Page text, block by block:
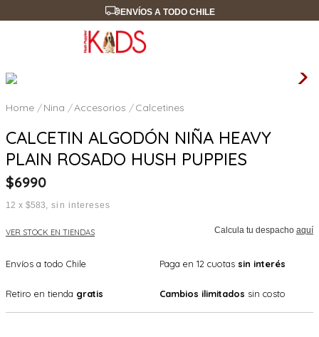
ENVÍOS A TODO CHILE
Nina Accesorios Calcetines
CALCETIN ALGODÓN NIÑA HEAVY
PLAIN ROSADO HUSH PUPPIES
$6990
12 x $583 sin intereses
VER STOCK EN TIENDAS Calcula tu despacho aquí
Envíos a todo Chile Paga en 12 cuotas sin interés
Retiro en tienda gratis Cambios ilimitados sin costo